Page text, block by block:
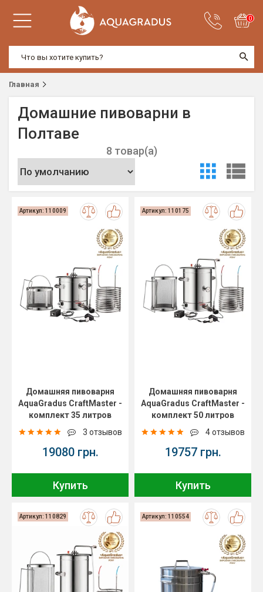
0
Главная
Домашние пивоварни в
Полтаве
8 товар(а)
Артикул: 110009
Домашняя пивоварня
AquaGradus CraftMaster -
комплект 35 литров
3 отзывов
19080 грн.
Купить
Артикул: 110175
Домашняя пивоварня
AquaGradus CraftMaster -
комплект 50 литров
4 отзывов
19757 грн.
Купить
Артикул: 110829 Артикул: 110554